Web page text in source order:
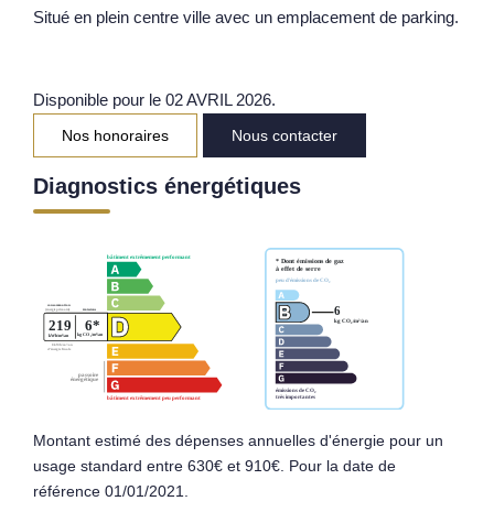
EXTRANET
Situé en plein centre ville avec un emplacement de parking.
Disponible pour le 02 AVRIL 2026.
Nos honoraires Nous contacter
Diagnostics énergétiques
Montant estimé des dépenses annuelles d'énergie pour un
usage standard entre 630€ et 910€. Pour la date de
référence 01/01/2021.